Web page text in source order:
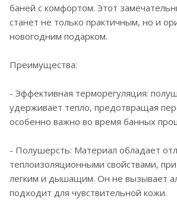
баней с комфортом. Этот
станет не только практичным, но и
новогодним подарком.
Преимущества:
- Эффективная терморегуляция:
удерживает тепло, предотвращая
особенно важно во время банных
- Полушерсть: Материал обладает
теплоизоляционными свойствами,
легким и дышащим. Он не вызывает
подходит для чувствительной кожи.